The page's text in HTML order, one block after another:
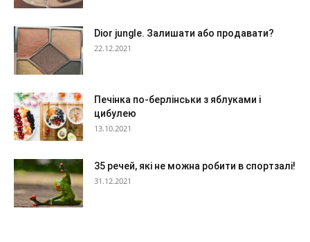
Dior jungle. Залишати або продавати?
22.12.2021
Печінка по-берлінськи з яблуками і
цибулею
13.10.2021
35 речей, які не можна робити в спортзалі!
31.12.2021